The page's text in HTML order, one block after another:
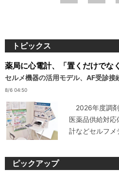
トピックス
薬局に心電計、「置くだけでな
セルメ機器の活用モデル、AF受診接
8/6 04:50
2026年度調剤
医薬品供給対
計などセルフメ
ピックアップ